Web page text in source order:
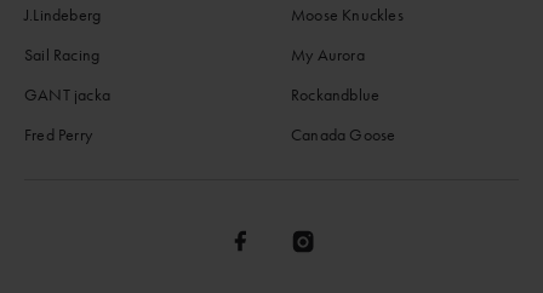
J.Lindeberg
Sail Racing
GANT jacka
Fred Perry
Moose Knuckles
My Aurora
Rockandblue
Canada Goose